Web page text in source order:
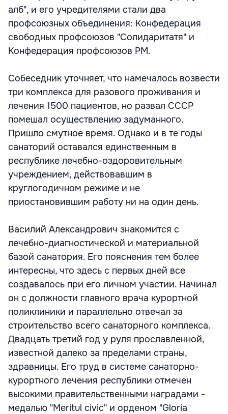
алб", и его учредителями стали два
профсоюзных объединения: Конфедерация
свободных профсоюзов "Солидаритатя" и
Конфедерация профсоюзов РМ.
Собеседник уточняет, что намечалось возвести
три комплекса для разового проживания и
лечения 1500 пациентов, но развал СССР
помешал осуществлению задуманного.
Пришло смутное время. Однако и в те годы
санаторий оставался единственным в
республике лечебно-оздоровительным
учреждением, действовавшим в
круглогодичном режиме и не
приостановившим работу ни на один день.
Василий Александрович знакомится с
лечебно-диагностической и материальной
базой санатория. Его пояснения тем более
интересны, что здесь с первых дней все
создавалось при его личном участии. Начинал
он с должности главного врача курортной
поликлиники и параллельно отвечал за
строительство всего санаторного комплекса.
Двадцать третий год у руля прославленной,
известной далеко за пределами страны,
здравницы. Его труд в системе санаторно-
курортного лечения республики отмечен
высокими правительственными наградами -
медалью "Meritul civic" и орденом "Gloria